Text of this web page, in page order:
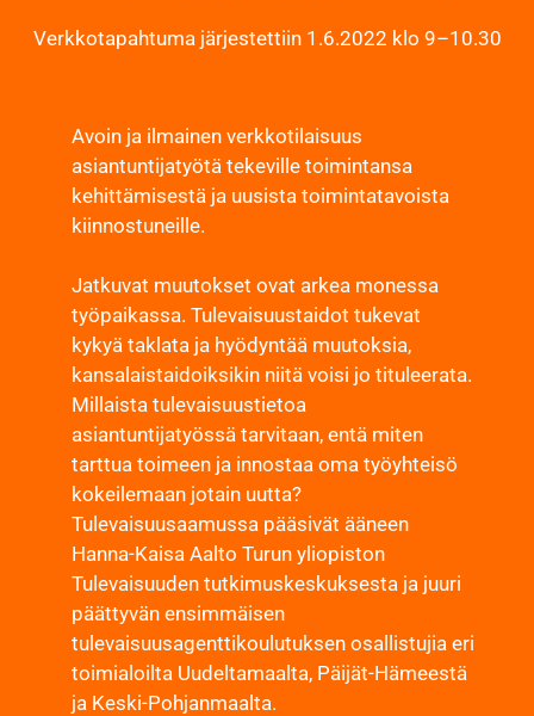
Verkkotapahtuma järjestettiin 1.6.2022 klo 9–10.30
Avoin ja ilmainen verkkotilaisuus
asiantuntijatyötä tekeville toimintansa
kehittämisestä ja uusista toimintatavoista
kiinnostuneille.
Jatkuvat muutokset ovat arkea monessa
työpaikassa. Tulevaisuustaidot tukevat
kykyä taklata ja hyödyntää muutoksia,
kansalaistaidoiksikin niitä voisi jo tituleerata.
Millaista tulevaisuustietoa
asiantuntijatyössä tarvitaan, entä miten
tarttua toimeen ja innostaa oma työyhteisö
kokeilemaan jotain uutta?
Tulevaisuusaamussa pääsivät ääneen
Hanna-Kaisa Aalto Turun yliopiston
Tulevaisuuden tutkimuskeskuksesta ja juuri
päättyvän ensimmäisen
tulevaisuusagenttikoulutuksen osallistujia eri
toimialoilta Uudeltamaalta, Päijät-Hämeestä
ja Keski-Pohjanmaalta.